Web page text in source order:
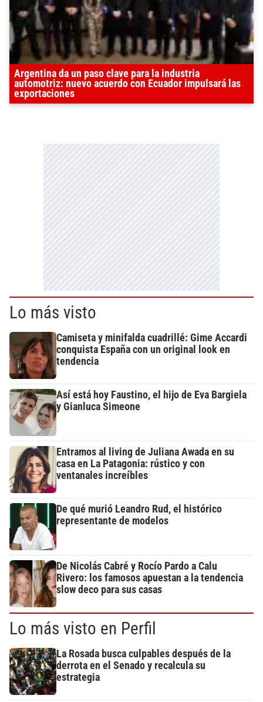
Argentina da un paso clave para la industria
automotriz: nuevo acuerdo con Ecuador impulsará las
exportaciones
Lo más visto
Camiseta y minifalda cuadrillé: Gime Accardi
conquista España con un original look en
tendencia
Así está hoy Faustino, el hijo de Eva Bargiela
y Gianluca Simeone
Entramos al living de Juliana Awada en su
casa en La Patagonia: rústico y con
ventanales increíbles
De qué murió Leandro Rud, el histórico
representante de modelos
De Nicolás Cabré y Rocío Pardo a Calu
Rivero: los famosos apuestan a la tendencia
slow deco para sus casas
Lo más visto en Perfil
La Rosada busca culpables después de la
derrota en el Senado y recalcula su
estrategia